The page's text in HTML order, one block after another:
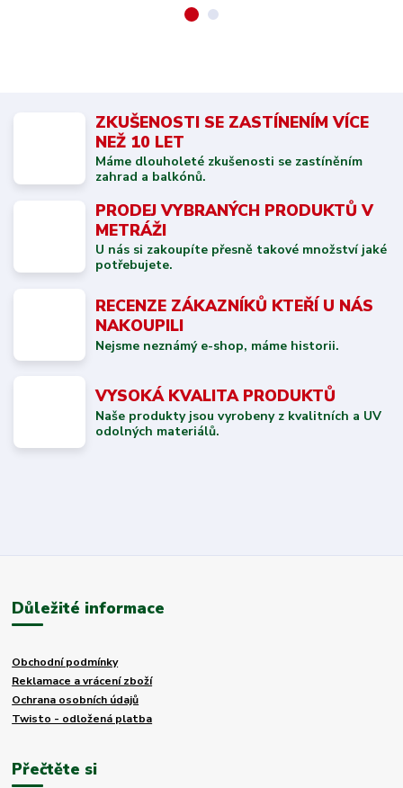
ZKUŠENOSTI SE ZASTÍNENÍM VÍCE
NEŽ 10 LET
Máme dlouholeté zkušenosti se zastíněním
zahrad a balkónů.
PRODEJ VYBRANÝCH PRODUKTŮ V
METRÁŽI
U nás si zakoupíte přesně takové množství jaké
potřebujete.
RECENZE ZÁKAZNÍKŮ KTEŘÍ U NÁS
NAKOUPILI
Nejsme neznámý e-shop, máme historii.
VYSOKÁ KVALITA PRODUKTŮ
Naše produkty jsou vyrobeny z kvalitních a UV
odolných materiálů.
Důležité informace
Obchodní podmínky
Reklamace a vrácení zboží
Ochrana osobních údajů
Twisto - odložená platba
Přečtěte si